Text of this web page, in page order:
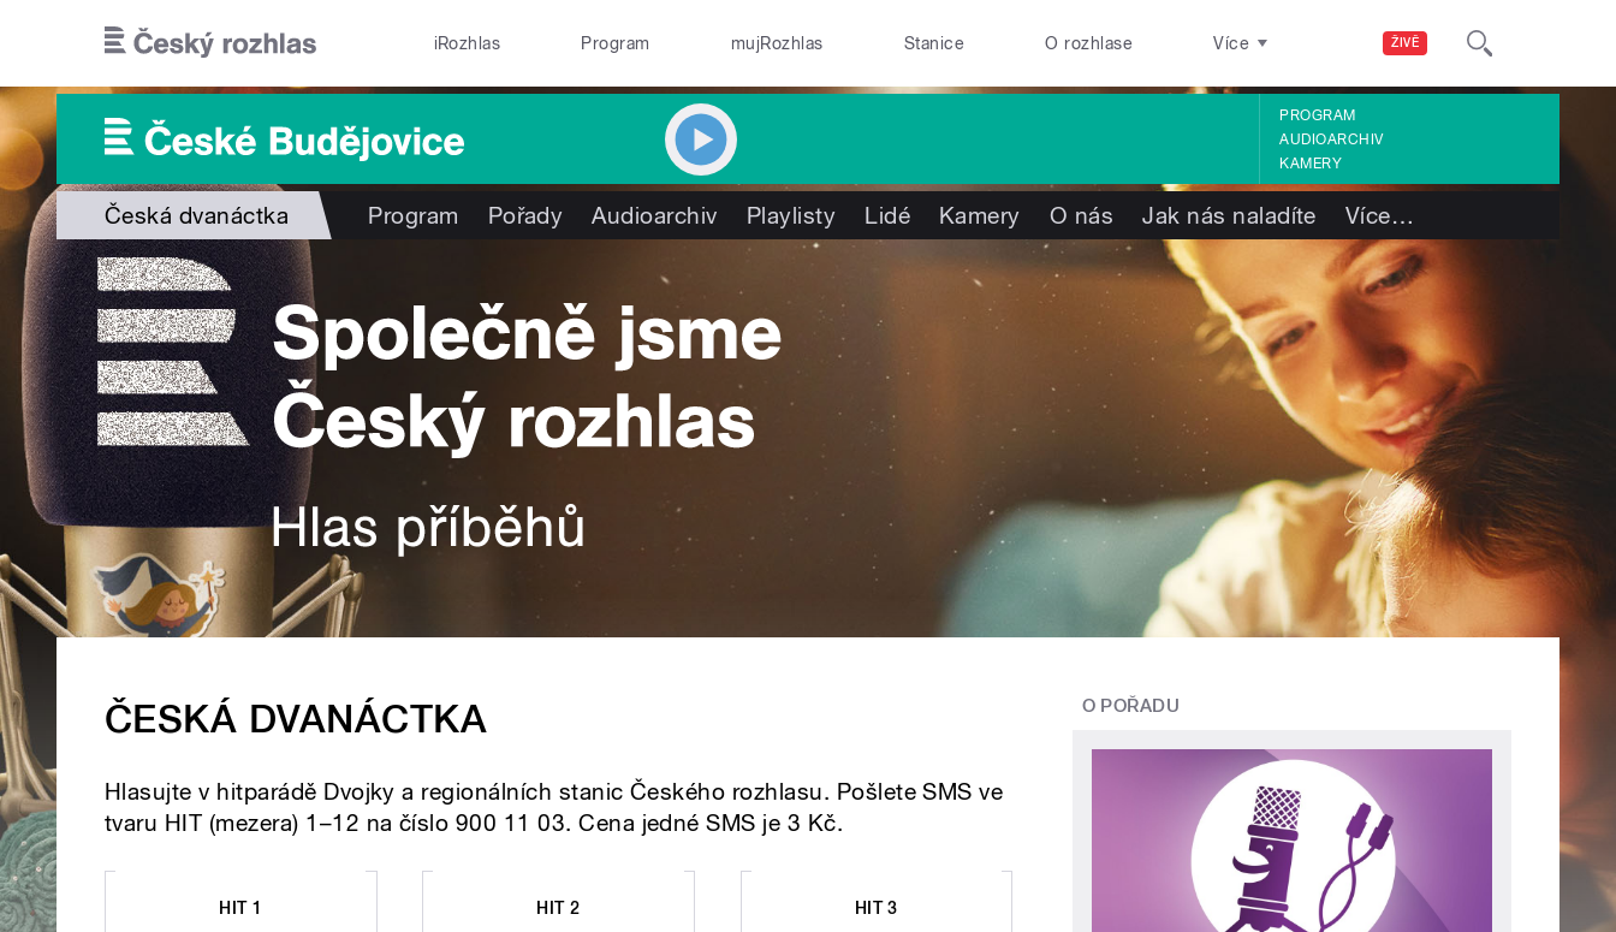
ŽIVĚ
iRozhlas Program mujRozhlas Stanice O rozhlase Více
PROGRAM
AUDIOARCHIV
KAMERY
Česká dvanáctka Program Pořady Audioarchiv Playlisty Lidé Kamery O nás Jak nás naladíte Více…
ČESKÁ DVANÁCTKA
Hlasujte v hitparádě Dvojky a regionálních stanic Českého rozhlasu. Pošlete SMS ve
tvaru HIT (mezera) 1–12 na číslo 900 11 03. Cena jedné SMS je 3 Kč.
HIT 1
HIT 2
HIT 3
O POŘADU